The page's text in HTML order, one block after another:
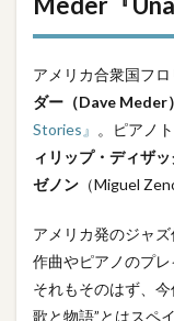
アメリカ合衆国フ
ダー（Dave Meder）
Stories』 。ピアノ
ィリップ・ディザッ
ゼノン （Miguel
アメリカ発のジャ
作曲やピアノのプレ
それもそのはず、
歌と物語”とはスペ